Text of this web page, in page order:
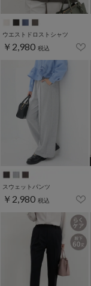
ウエストドロストシャツ
￥2,980 税込
スウェットパンツ
￥2,980 税込